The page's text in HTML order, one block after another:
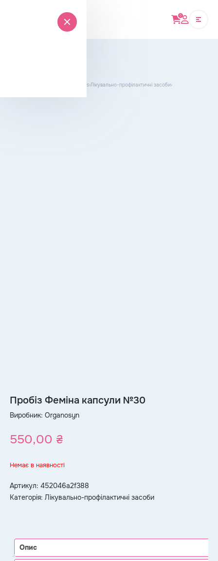
Онлайн-магазин 0
WooCommerce Products›Лікувально-профілактичні засоби›
Пробіз Феміна капсули №30
Виробник: Organosyn
550,00 ₴
Немає в наявності
Артикул: 452046a2f388
Категорія: Лікувально-профілактичні засоби
Опис